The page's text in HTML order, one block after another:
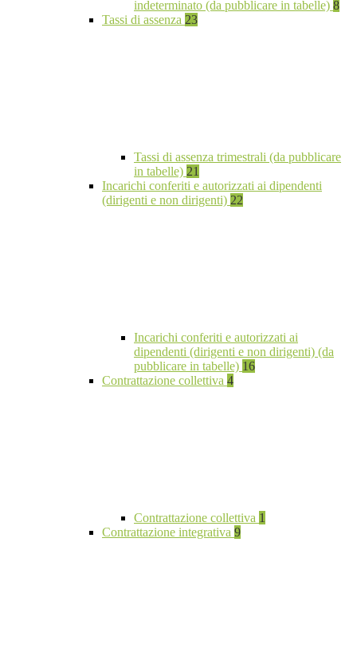
indeterminato (da pubblicare in tabelle) 8
Tassi di assenza 23
Tassi di assenza trimestrali (da pubblicare
in tabelle) 21
Incarichi conferiti e autorizzati ai dipendenti
(dirigenti e non dirigenti) 22
Incarichi conferiti e autorizzati ai
dipendenti (dirigenti e non dirigenti) (da
pubblicare in tabelle) 16
Contrattazione collettiva 4
Contrattazione collettiva 1
Contrattazione integrativa 9